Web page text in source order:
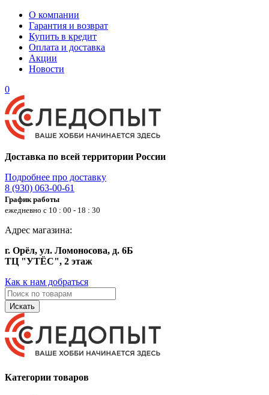
О компании
Гарантия и возврат
Купить в кредит
Оплата и доставка
Акции
Новости
0
Доставка по всей территории России
Подробнее про доставку
8 (930) 063-00-61
График работы
ежедневно с 10 : 00 - 18 : 30
Адрес магазина:
г. Орёл, ул. Ломоносова, д. 6Б
ТЦ "УТЁС", 2 этаж
Как к нам добраться
Искать
Категории товаров